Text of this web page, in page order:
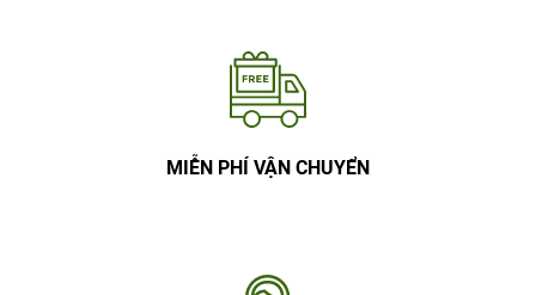
MIỄN PHÍ VẬN CHUYỂN